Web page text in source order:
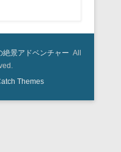
絶景アドベンチャー All
Themes